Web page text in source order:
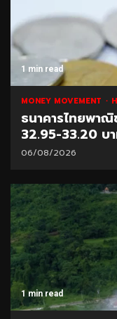
1 min read
MONEY MOVEMENT
ธนาคารไทยพา
32.95-33.20 บ
06/08/2026
1 min read